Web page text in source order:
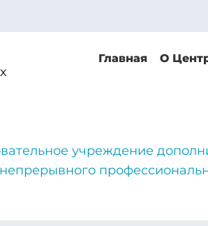
Главная О
учреждение